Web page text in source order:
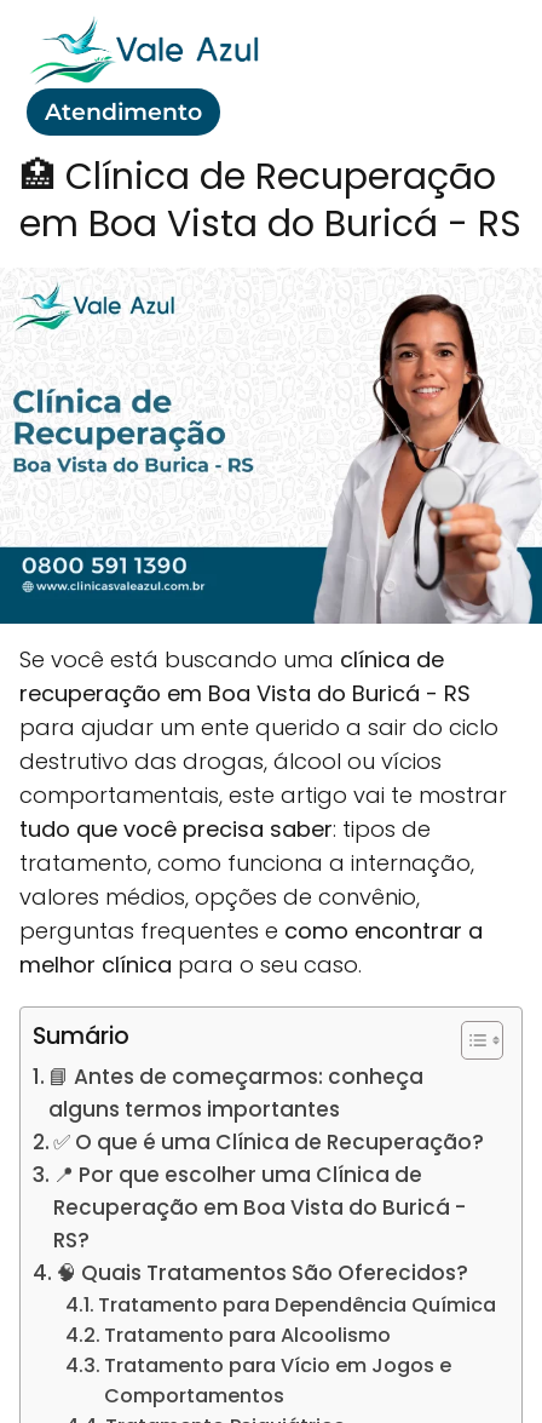
Atendimento
🏥 Clínica de Recuperação
em Boa Vista do Buricá - RS
Se você está buscando uma clínica de
recuperação em Boa Vista do Buricá - RS
para ajudar um ente querido a sair do ciclo
destrutivo das drogas, álcool ou vícios
comportamentais, este artigo vai te mostrar
tudo que você precisa saber: tipos de
tratamento, como funciona a internação,
valores médios, opções de convênio,
perguntas frequentes e como encontrar a
melhor clínica para o seu caso.
Sumário
📘 Antes de começarmos: conheça
alguns termos importantes
✅ O que é uma Clínica de Recuperação?
📍 Por que escolher uma Clínica de
Recuperação em Boa Vista do Buricá -
RS?
🧠 Quais Tratamentos São Oferecidos?
Tratamento para Dependência Química
Tratamento para Alcoolismo
Tratamento para Vício em Jogos e
Comportamentos